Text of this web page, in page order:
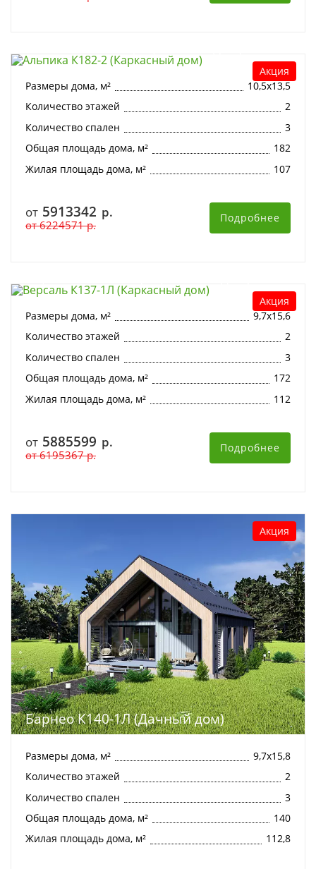
Акция
Размеры дома, м²
10,5х13,5
Количество этажей
2
Количество спален
3
Общая площадь дома, м²
182
Жилая площадь дома, м²
107
от 5913342 р.
от6224571р.
Подробнее
Акция
Размеры дома, м²
9,7х15,6
Количество этажей
2
Количество спален
3
Общая площадь дома, м²
172
Жилая площадь дома, м²
112
от 5885599 р.
от6195367р.
Подробнее
Барнео К140-1Л (Дачный дом)
Акция
Размеры дома, м²
9,7х15,8
Количество этажей
2
Количество спален
3
Общая площадь дома, м²
140
Жилая площадь дома, м²
112,8